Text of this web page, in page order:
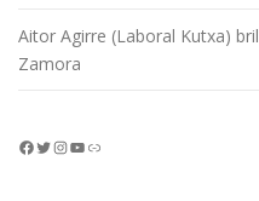
Aitor Agirre (Laboral Kutxa)
Zamora
Facebook Twitter InstagramYouTube Enlace